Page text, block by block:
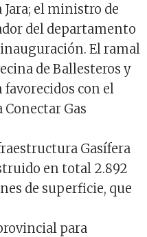
el ministro de
del departamento
El ramal
de Ballesteros y
con el
Gas
Gasífera
en total 2.892
de superficie, que
para